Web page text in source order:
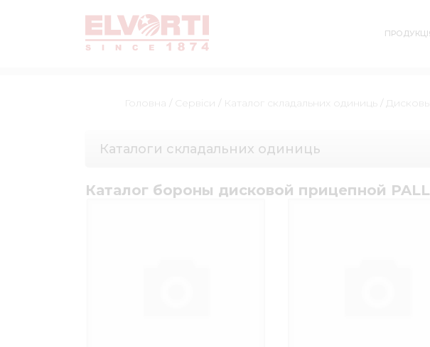
Головна / Сервіси / Каталог складальних одиниць /
Каталоги складальних одиниць
Каталог бороны дисковой прицепной